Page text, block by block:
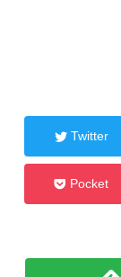
Twitter
Pocket